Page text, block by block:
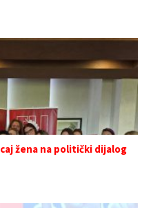
žena na politički dijalog